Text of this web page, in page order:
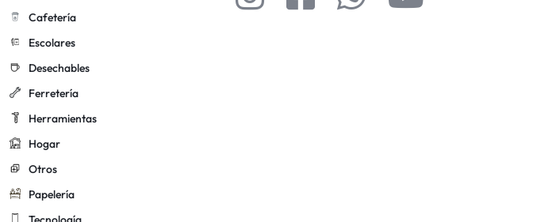
Cafetería
Escolares
Desechables
Ferretería
Herramientas
Hogar
Otros
Papelería